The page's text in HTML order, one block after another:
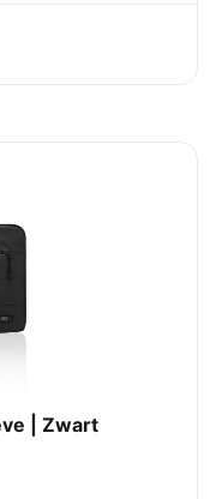
| Zwart